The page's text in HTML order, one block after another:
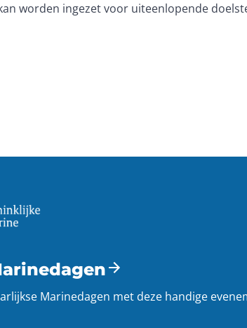
worden ingezet voor uiteenlopende
helpen wij jullie
vanuit één
efficiënter en kosteneffectief. In
ervoor dat de app op beide
app vs. native app
een hybride app en een native app zijn
en verpakt in een native container, wat
en het onderhoud kostenefficiënt en
kosten.
Marinedagen met deze handige